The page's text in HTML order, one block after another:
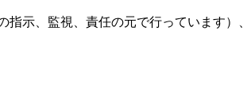
指示、監視、責任の元で行っています）